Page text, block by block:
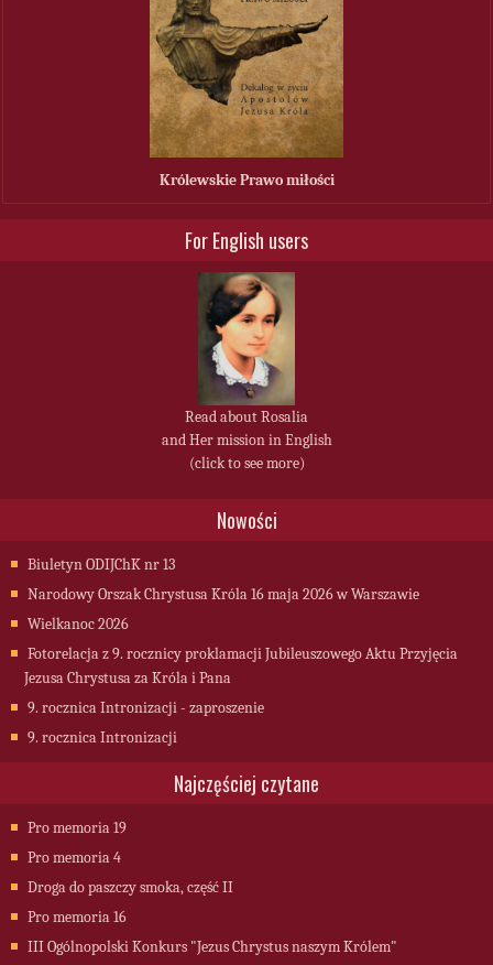
Królewskie Prawo miłości
For English users
Read about Rosalia
and Her mission in English
(click to see more)
Nowości
Biuletyn ODIJChK nr 13
Narodowy Orszak Chrystusa Króla 16 maja 2026 w Warszawie
Wielkanoc 2026
Fotorelacja z 9. rocznicy proklamacji Jubileuszowego Aktu Przyjęcia
Jezusa Chrystusa za Króla i Pana
9. rocznica Intronizacji - zaproszenie
9. rocznica Intronizacji
Najczęściej czytane
Pro memoria 19
Pro memoria 4
Droga do paszczy smoka, część II
Pro memoria 16
III Ogólnopolski Konkurs "Jezus Chrystus naszym Królem"